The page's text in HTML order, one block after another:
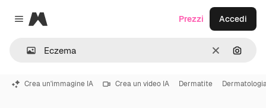
Close menu
Magnific
CancellaCerca
Prezzi Accedi
Crea un'immagine IA Crea un video IA Dermatite